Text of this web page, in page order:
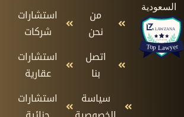
من
نحن
اتصل
بنا
سياسة
استشارات
شركات
استشارات
عقارية
استشارات
السعودية